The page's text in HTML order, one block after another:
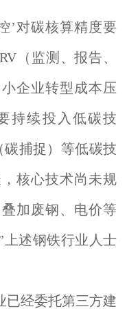
’对碳核算精度要
（监测、报告、
企业转型成本压
持续投入低碳技
碳捕捉）等低碳技
核心技术尚未规
加废钢、电价等
述钢铁行业人士
已经委托第三方建